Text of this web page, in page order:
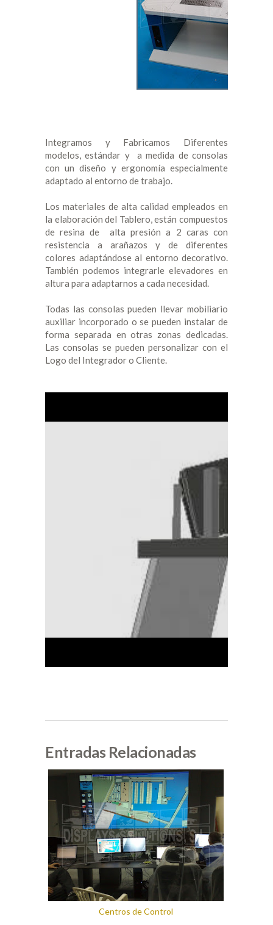
Integramos y Fabricamos Diferentes
modelos, estándar y a medida de consolas
con un diseño y ergonomía especialmente
adaptado al entorno de trabajo.
Los materiales de alta calidad empleados en
la elaboración del Tablero, están compuestos
de resina de alta presión a 2 caras con
resistencia a arañazos y de diferentes
colores adaptándose al entorno decorativo.
También podemos integrarle elevadores en
altura para adaptarnos a cada necesidad.
Todas las consolas pueden llevar mobiliario
auxiliar incorporado o se pueden instalar de
forma separada en otras zonas dedicadas.
Las consolas se pueden personalizar con el
Logo del Integrador o Cliente.
Entradas Relacionadas
Centros de Control